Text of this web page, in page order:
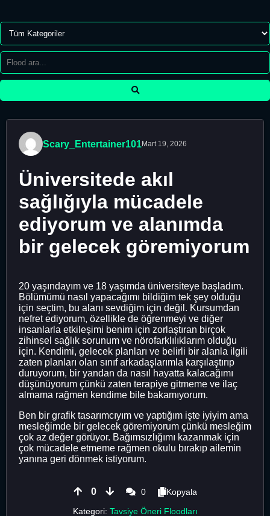
Scary_Entertainer101Mart 19, 2026
Üniversitede akıl
sağlığıyla mücadele
ediyorum ve alanımda
bir gelecek göremiyorum
20 yaşındayım ve 18 yaşımda üniversiteye başladım.
Bölümümü nasıl yapacağımı bildiğim tek şey olduğu
için seçtim, bu alanı sevdiğim için değil. Kursumdan
nefret ediyorum, özellikle de öğrenmeyi ve diğer
insanlarla etkileşimi benim için zorlaştıran birçok
zihinsel sağlık sorunum ve nörofarklılıklarım olduğu
için. Kendimi, gelecek planları ve belirli bir alanla ilgili
zaten planları olan sınıf arkadaşlarımla karşılaştırıp
duruyorum, bir yandan da nasıl hayatta kalacağımı
düşünüyorum çünkü zaten terapiye gitmeme ve ilaç
almama rağmen kendime bile bakamıyorum.
Ben bir grafik tasarımcıyım ve yaptığım işte iyiyim ama
mesleğimde bir gelecek göremiyorum çünkü mesleğim
çok az değer görüyor. Bağımsızlığımı kazanmak için
çok mücadele etmeme rağmen okulu bırakıp ailemin
yanına geri dönmek istiyorum.
0 0
Kopyala
Kategori: Tavsiye Öneri Floodları